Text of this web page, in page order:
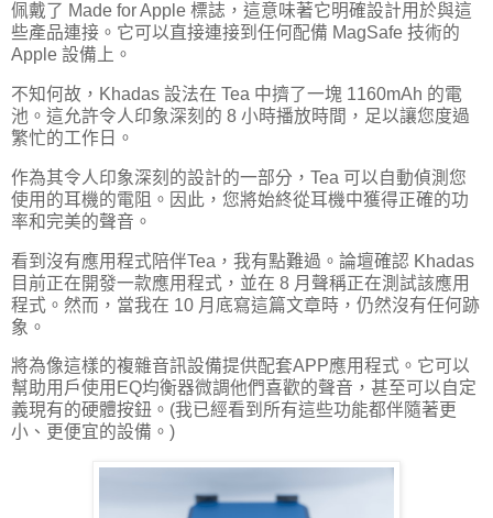
佩戴了 Made for Apple 標誌，這意味著它明確設計用於與這
些產品連接。它可以直接連接到任何配備 MagSafe 技術的
Apple 設備上。
不知何故，Khadas 設法在 Tea 中擠了一塊 1160mAh 的電
池。這允許令人印象深刻的 8 小時播放時間，足以讓您度過
繁忙的工作日。
作為其令人印象深刻的設計的一部分，Tea 可以自動偵測您
使用的耳機的電阻。因此，您將始終從耳機中獲得正確的功
率和完美的聲音。
看到沒有應用程式陪伴Tea，我有點難過。論壇確認 Khadas
目前正在開發一款應用程式，並在 8 月聲稱正在測試該應用
程式。然而，當我在 10 月底寫這篇文章時，仍然沒有任何跡
象。
將為像這樣的複雜音訊設備提供配套APP應用程式。它可以
幫助用戶使用EQ均衡器微調他們喜歡的聲音，甚至可以自定
義現有的硬體按鈕。(我已經看到所有這些功能都伴隨著更
小、更便宜的設備。)